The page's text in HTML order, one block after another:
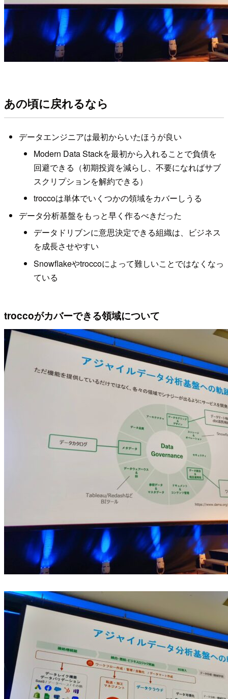
あの頃に戻れるなら
データエンジニアは最初からいたほうが良い
Modern Data Stackを最初から入れることで負債を
回避できる（初期投資を減らし、不要になればサブ
スクリプションを解約できる）
troccoは単体でいくつかの領域をカバーしうる
データ分析基盤をもっと早く作るべきだった
データドリブンに意思決定できる組織は、ビジネス
を成長させやすい
Snowflakeやtroccoによって難しいことではなくなっ
ている
troccoがカバーできる領域について